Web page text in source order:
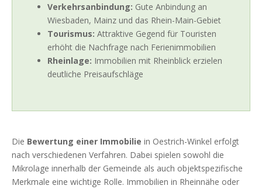
Verkehrsanbindung: Gute Anbindung an
Wiesbaden, Mainz und das Rhein-Main-Gebiet
Tourismus: Attraktive Gegend für Touristen
erhöht die Nachfrage nach Ferienimmobilien
Rheinlage: Immobilien mit Rheinblick erzielen
deutliche Preisaufschläge
Die Bewertung einer Immobilie in Oestrich-Winkel erfolgt
nach verschiedenen Verfahren. Dabei spielen sowohl die
Mikrolage innerhalb der Gemeinde als auch objektspezifische
Merkmale eine wichtige Rolle. Immobilien in Rheinnähe oder